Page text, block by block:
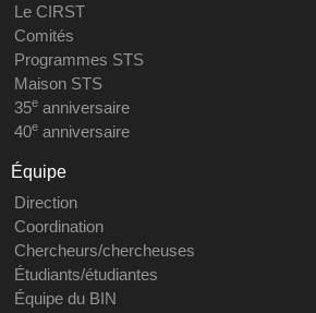
Le CIRST
Comités
Programmes STS
Maison STS
35eanniversaire
40eanniversaire
Équipe
Direction
Coordination
Chercheurs/chercheuses
Étudiants/étudiantes
Équipe du BIN